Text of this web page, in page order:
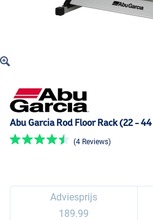
Abu Garcia Rod Floor Rack (22 -
(4 Reviews)
Adviesprijs
189.99